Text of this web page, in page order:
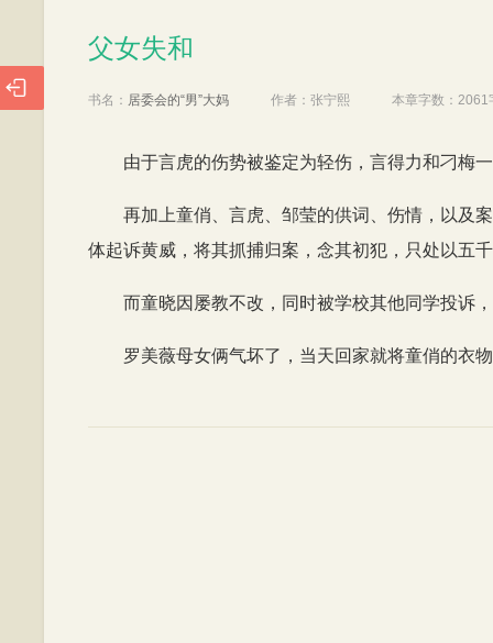
父女失和
书名： 居委会的“男”大妈 作者： 张宁熙 本章字数： 2061
由于言虎的伤势被鉴定为轻伤，言得力和刁梅
再加上童俏、言虎、邹莹的供词、伤情，以及
体起诉黄威，将其抓捕归案，念其初犯，只处以五
而童晓因屡教不改，同时被学校其他同学投诉
罗美薇母女俩气坏了，当天回家就将童俏的衣
